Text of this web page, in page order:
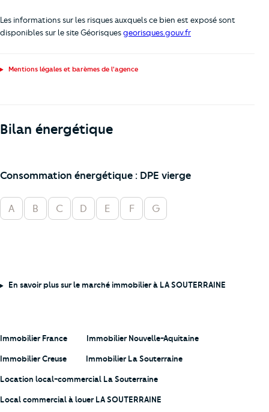
Les informations sur les risques auxquels ce bien est exposé sont
disponibles sur le site Géorisquesgeorisques.gouv.fr
Mentions légales et barèmes de l'agence
Bilan énergétique
Consommation énergétique : DPE vierge
A B C D E F G
En savoir plus sur le marché immobilier à LA SOUTERRAINE
Immobilier France Immobilier Nouvelle-Aquitaine
Immobilier Creuse Immobilier La Souterraine
Location local-commercial La Souterraine
Local commercial à louer LA SOUTERRAINE